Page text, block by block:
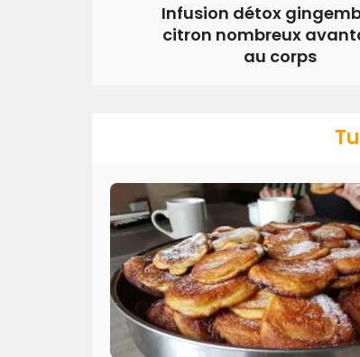
Infusion détox
citron nombreux
au corps